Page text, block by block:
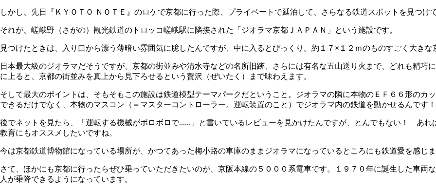
しかし、先日『ＫＹＯＴＯ ＮＯＴＥ』のロケで京都に行った際、プライベートで延泊して、さらなる鉄道スポットを見つけ
それが、嵯峨野（さがの）観光鉄道のトロッコ嵯峨駅に隣接された「ジオラマ京都ＪＡＰＡＮ」という施設です。
見つけたときは、入り口から漂う薄暗い雰囲気に臆したんですが、中に入るとびっくり。約１７×１２ｍのものすごく大きな
日本最大級のジオラマだそうですが、京都の街並みや清水寺などの名所旧跡、さらには有名な五山送り火まで、どれも精巧
に上ると、京都の街並みを真上から見下ろせるという贅沢（ぜいたく）まで味わえます。
そして最大のポイントは、そもそもこの施設は鉄道模型テーマパークだということ。ジオラマの隣に本物のＥＦ６６形のカ
できるだけでなく、本物のマスコン（＝マスターコントローラー。運転装置のこと）でジオラマ内の鉄道を動かせるんです！
後でネットを見たら、「運転する機械がボロボロで......」と書いているレビューを見かけたんですが、とんでもない！ あ
教育にもオススメしたいですね。
今は京都鉄道博物館になっている場所が、かつてあった梅小路の車庫のままジオラマになっているところにも鉄道愛を感じま
さて、ほかにも京都に行ったらぜひ乗っていただきたいのが、京阪本線の５０００系電車です。１９７０年に誕生した車両
人が乗降できるようになっています。